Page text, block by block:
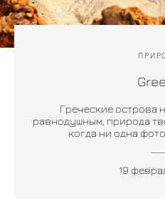
Греческие острова
равнодушным, природа
когда ни одна
19